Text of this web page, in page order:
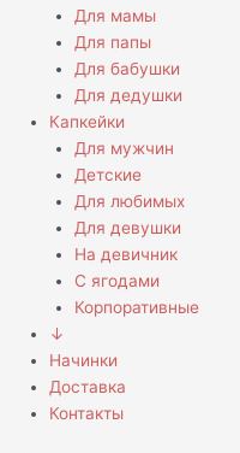
Для мамы
Для папы
Для бабушки
Для дедушки
Капкейки
Для мужчин
Детские
Для любимых
Для девушки
На девичник
С ягодами
Корпоративные
↓
Начинки
Доставка
Контакты